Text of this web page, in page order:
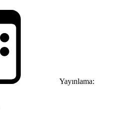
Yayınlama: